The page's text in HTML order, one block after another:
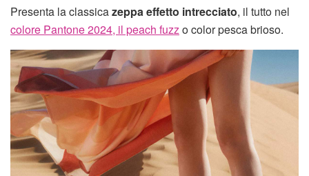
Presenta la classicazeppa effetto intrecciato, il tutto nel
colore Pantone 2024, il peach fuzzo color pesca brioso.